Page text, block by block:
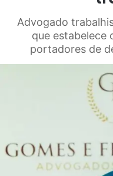
Advogado
que estabelece
portadores de